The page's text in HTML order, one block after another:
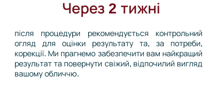
Через 2 тижні
після процедури рекомендується контрольний
огляд для оцінки результату та, за потреби,
корекції. Ми прагнемо забезпечити вам найкращий
результат та повернути свіжий, відпочилий вигляд
вашому обличчю.